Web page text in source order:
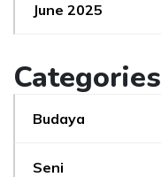
June 2025
Categories
Budaya
Seni